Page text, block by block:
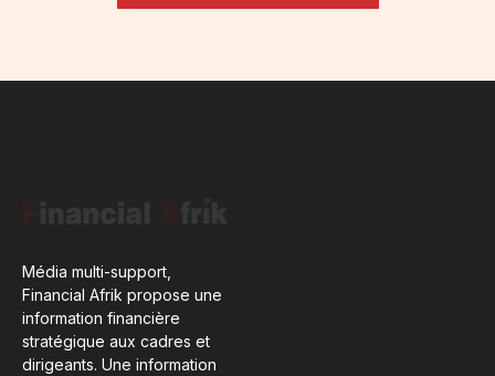
Média multi-support,
Financial Afrik propose une
information financière
stratégique aux cadres et
dirigeants. Une information